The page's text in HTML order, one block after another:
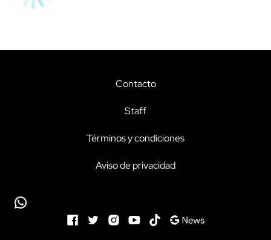
Contacto
Staff
Términos y condiciones
Aviso de privacidad